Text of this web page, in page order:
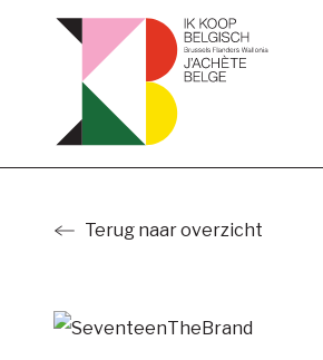
Alle cookies aanvaarden
Terug naar overzicht